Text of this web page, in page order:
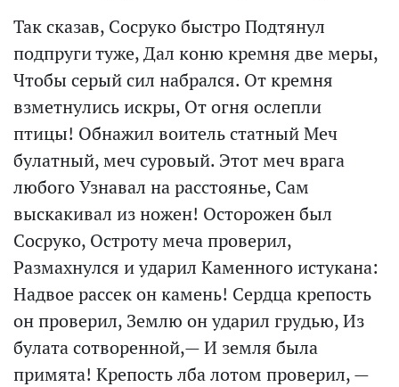
Так сказав, Сосруко быстро Подтянул
подпруги туже, Дал коню кремня две меры,
Чтобы серый сил набрался. От кремня
взметнулись искры, От огня ослепли
птицы! Обнажил воитель статный Меч
булатный, меч суровый. Этот меч врага
любого Узнавал на расстоянье, Сам
выскакивал из ножен! Осторожен был
Сосруко, Остроту меча проверил,
Размахнулся и ударил Каменного истукана:
Надвое рассек он камень! Сердца крепость
он проверил, Землю он ударил грудью, Из
булата сотворенной,— И земля была
примята! Крепость лба лотом проверил, —